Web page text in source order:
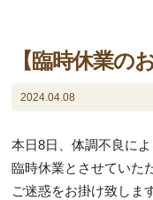
【臨時休業の
2024.04.08
本日8日、体調不良に
臨時休業とさせていた
ご迷惑をお掛け致しま